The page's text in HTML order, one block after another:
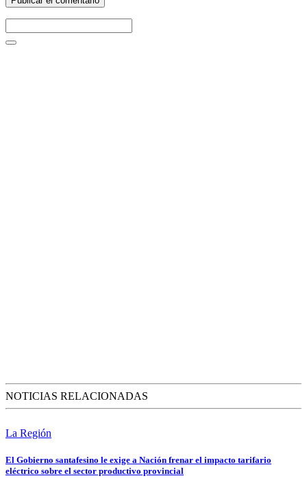
NOTICIAS RELACIONADAS
La Región
El Gobierno santafesino le exige a Nación frenar el impacto tarifario
eléctrico sobre el sector productivo provincial